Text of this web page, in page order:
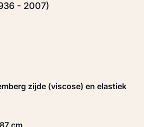
- 2007)
zijde (viscose) en elastiek